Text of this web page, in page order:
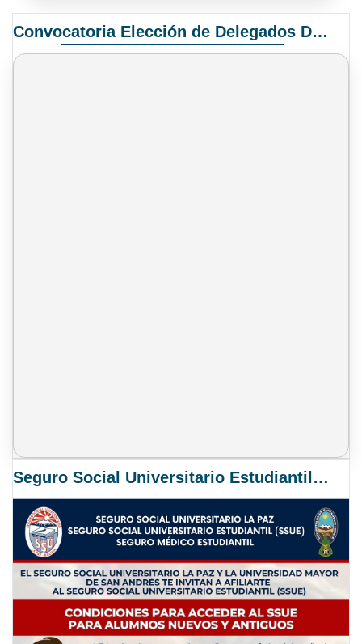
Convocatoria Elección de Delegados Docentes para el XIV Congreso Nacional de Universidades
Seguro Social Universitario Estudiantil SSUE